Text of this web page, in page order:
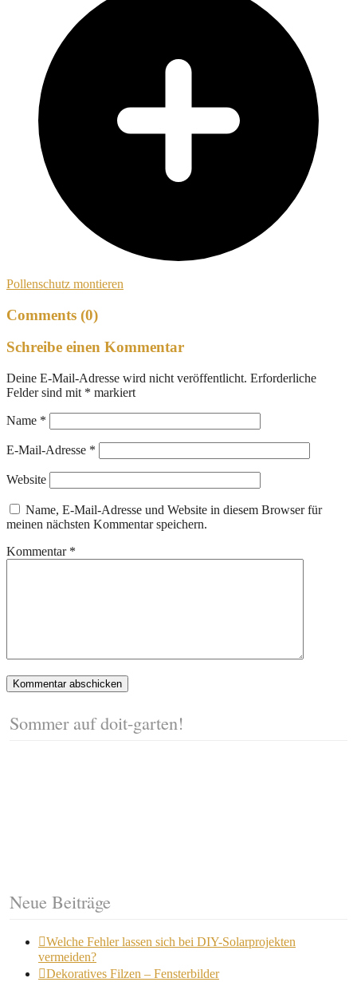
Pollenschutz montieren
Comments (0)
Schreibe einen Kommentar
Deine E-Mail-Adresse wird nicht veröffentlicht. Erforderliche
Felder sind mit * markiert
Name *
E-Mail-Adresse *
Website
Name, E-Mail-Adresse und Website in diesem Browser für
meinen nächsten Kommentar speichern.
Kommentar *
Sommer auf doit-garten!
Neue Beiträge
Welche Fehler lassen sich bei DIY-Solarprojekten
vermeiden?
Dekoratives Filzen – Fensterbilder